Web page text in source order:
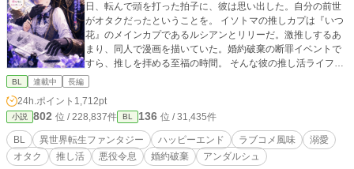
日、転んで頭を打った拍子に、彼は思い出した。自分の前世
がオタクだったということを。 イソトマの推しカプは『いつ
花』のメインカプであるルシアンとリリーだ。激推しするあ
まり、同人で漫画を描いていた。婚約破棄の断罪イベントで
すら、推しを拝める至福の時間。 そんな彼の推し活ライフ
は、まさに婚約破棄から始まる。推しを愛でるため、イソト
も、オタク仲間のアルエと漫画を描く楽しい日々を満喫中。
推しキャラである護衛騎士のディルクとも、何となく仲良く
なれて、楽しくなってきた。 なのに、ゲーム主人公のリリー
の様子が、おかしくて……。 どうしてみんな、ゲームと違う
の！ オタク令息が推しを愛でながら漫画を描き、自分の恋
BL 連載中 長編
24h.ポイント 1,712pt
小説 802 位 / 228,837件 BL 136 位 / 31,435件
BL 異世界転生ファンタジー ハッピーエンド ラブコメ風味
溺愛
オタク
推し活 悪役令息 婚約破棄 アンダルシュ